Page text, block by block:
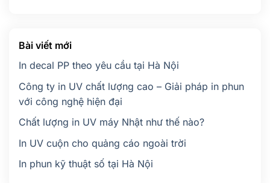
Bài viết mới
In decal PP theo yêu cầu tại Hà Nội
Công ty in UV chất lượng cao – Giải pháp in phun
với công nghệ hiện đại
Chất lượng in UV máy Nhật như thế nào?
In UV cuộn cho quảng cáo ngoài trời
In phun kỹ thuật số tại Hà Nội